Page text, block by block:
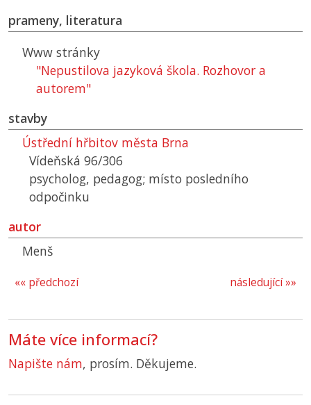
prameny, literatura
Www stránky
"Nepustilova jazyková škola. Rozhovor a
autorem"
stavby
Ústřední hřbitov města Brna
Vídeňská 96/306
psycholog, pedagog; místo posledního
odpočinku
autor
Menš
následující »»
«« předchozí
Máte více informací?
Napište nám, prosím. Děkujeme.